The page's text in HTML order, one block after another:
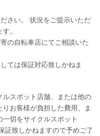
さい。 状況をご提示いただ
。
の自転車店にてご相談いた
ては保証対応致しかねま
スポット店舗、または他の
お客様が負担した費用、ま
切をサイクルスポット
証致しかねますので予めご了